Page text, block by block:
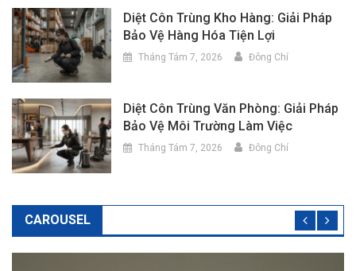
Diệt Côn Trùng Kho Hàng: Giải Pháp
Bảo Vệ Hàng Hóa Tiện Lợi
Tháng Tám 7, 2026 Đông Chí
Diệt Côn Trùng Văn Phòng: Giải Pháp
Bảo Vệ Môi Trường Làm Việc
Tháng Tám 7, 2026 Đông Chí
CAROUSEL